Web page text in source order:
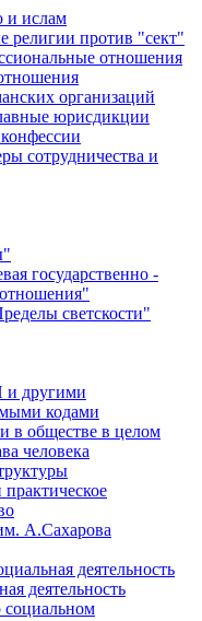
и ислам
религии против "сект"
отношения
организаций
юрисдикции
сотрудничества и
государственно -
светскости"
и другими
кодами
в обществе в целом
человека
А.Сахарова
деятельность
деятельность